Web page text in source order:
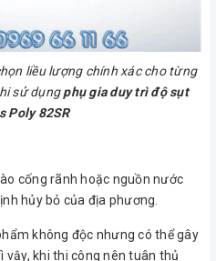
liều lượng chính xác cho từng
sử dụngphụ gia duy trì độ sụt
Poly 82SR
cống rãnh hoặc nguồn nước
hủy bỏ của địa phương.
không độc nhưng có thể gây
vậy, khi thi công nên tuân thủ